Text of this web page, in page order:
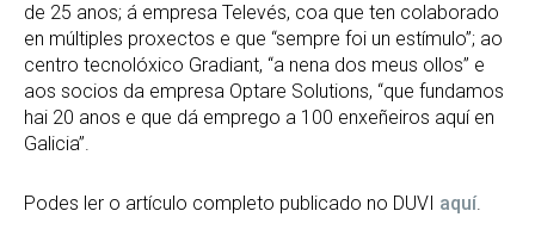
de 25 anos; á empresa Televés, coa que ten colaborado
en múltiples proxectos e que “sempre foi un estímulo”; ao
centro tecnolóxico Gradiant, “a nena dos meus ollos” e
aos socios da empresa Optare Solutions, “que fundamos
hai 20 anos e que dá emprego a 100 enxeñeiros aquí en
Galicia”.
Podes ler o artículo completo publicado no DUVI aquí.